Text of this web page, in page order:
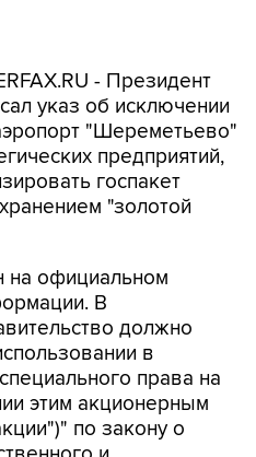
- Президент
указ об исключении
"Шереметьево"
предприятий,
госпакет
"золотой